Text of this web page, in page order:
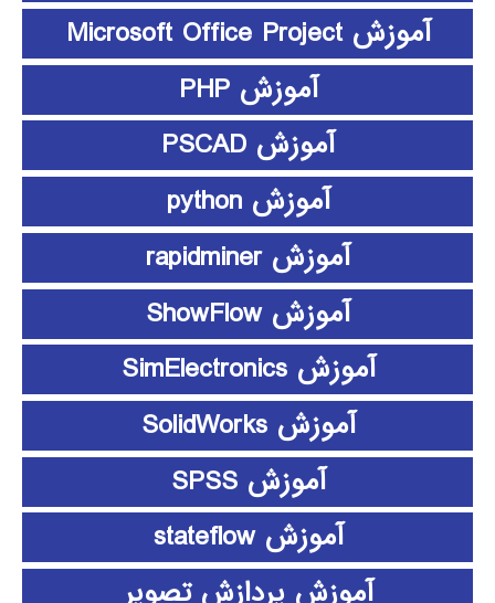
آموزش Microsoft Office Project
آموزش PHP
آموزش PSCAD
آموزش python
آموزش rapidminer
آموزش ShowFlow
آموزش SimElectronics
آموزش SolidWorks
آموزش SPSS
آموزش stateflow
آموزش پردازش تصویر